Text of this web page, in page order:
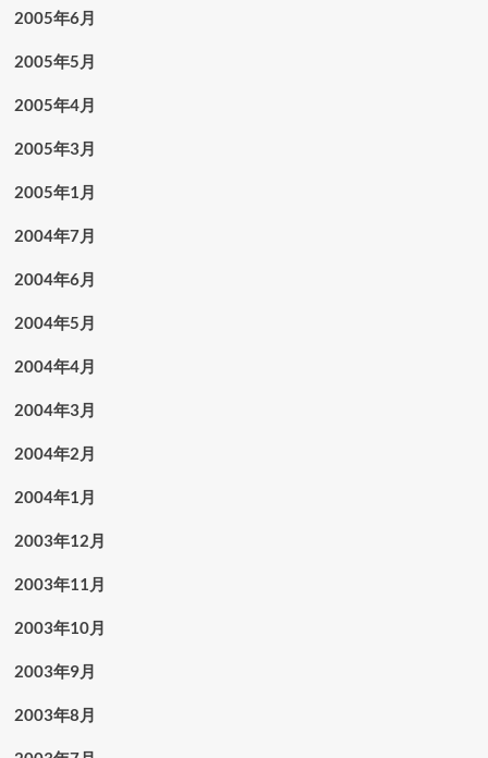
2005年6月
2005年5月
2005年4月
2005年3月
2005年1月
2004年7月
2004年6月
2004年5月
2004年4月
2004年3月
2004年2月
2004年1月
2003年12月
2003年11月
2003年10月
2003年9月
2003年8月